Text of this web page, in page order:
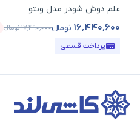
علم دوش شودر مدل ونتو
۱۶٬۴۴۰٬۶۰۰ تومانء۱۷٬۴۹۰٬۰۰۰تومانء
قیمت محصول
پرداخت قسطی